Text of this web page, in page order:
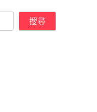
搜尋